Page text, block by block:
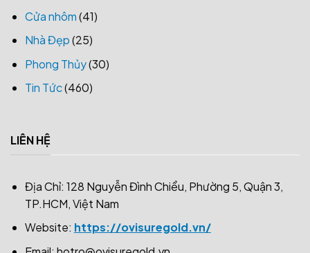
Cửa nhôm(41)
Nhà Đẹp(25)
Phong Thủy(30)
Tin Tức(460)
LIÊN HỆ
Địa Chỉ: 128 Nguyễn Đình Chiểu, Phường 5, Quận 3,
TP.HCM, Việt Nam
Website: https://ovisuregold.vn/